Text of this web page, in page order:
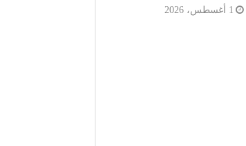
1 أغسطس، 2026